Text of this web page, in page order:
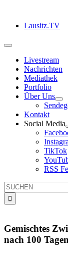
springenLausitz.TV
Toggle
NavigationLivestream
Nachrichten
Mediathek
Portfolio
Über Uns
Kontakt
Social Media
TikTok
RSS
Suche
nach:
Gemischtes
nach 100